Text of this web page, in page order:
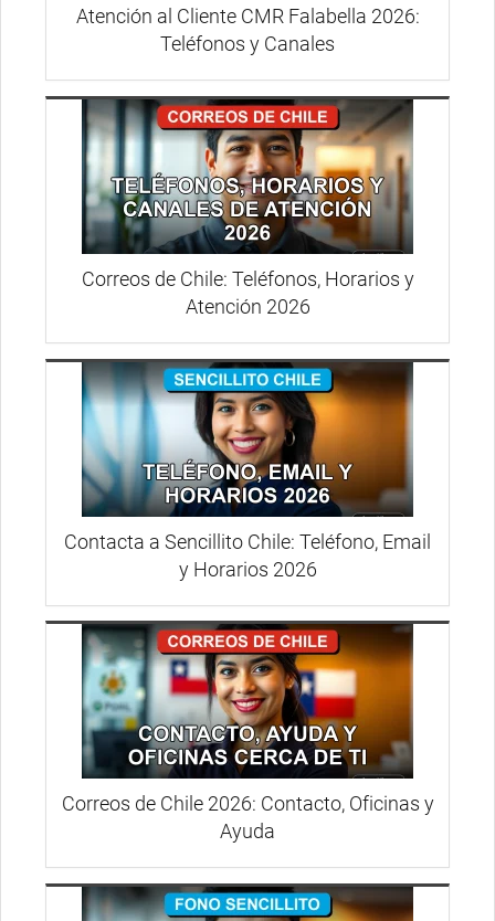
Atención al Cliente CMR Falabella 2026:
Teléfonos y Canales
Correos de Chile: Teléfonos, Horarios y
Atención 2026
Contacta a Sencillito Chile: Teléfono, Email
y Horarios 2026
Correos de Chile 2026: Contacto, Oficinas y
Ayuda